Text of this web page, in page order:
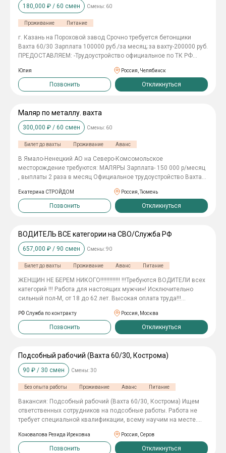
такелажными работами; -очистка и покраска судна;
выгрузке грузов; -обеспечение безопасности на судне. 📎В
зависимости от назначения плавсредства и количества
человек в экипаже, матрос может совмещать и другие
обязанности, например, дизелиста, судового электрика,
берем на себя. 🕘Оставьте отклик и мы проинформируем и
проконсультируем Вас бесплатно.
180,000 ₽ / 60 смен Смены: 60
Проживание Питание
г. Казань на Пороховой завод Срочно требуется бетонщики
Вахта 60/30 Зарплата 100000 руб./за месяц; за вахту-200000 руб.
ПРЕДОСТАВЛЯЕМ: -Трудоустройство официальное по ТК РФ
руб. -Выплаты 2 раза в месяц -Спецодежда за счёт компании
-Медосмотр за счёт компании Не упустите свой шанс! Звоните
прямо сейчас!
Юлия Россия, Челябинск
Позвонить Откликнуться
Маляр по металлу. вахта
300,000 ₽ / 60 смен Смены: 60
Билет до вахты Проживание Аванс
В Ямало-Ненецкий АО на Северо-Комсомольское
месторождение требуются: МАЛЯРЫ Зарплата- 150 000 р/месяц
, выплаты 2 раза в месяц Официальное трудоустройство Вахта
общежитии 3х разовое горячее питание Спецодежда
Екатерина СТРОЙДОМ Россия, Тюмень
Позвонить Откликнуться
ВОДИТЕЛЬ ВСЕ категории на СВО/Служба РФ
657,000 ₽ / 90 смен Смены:90
Билет до вахты Проживание Аванс Питание
ЖЕНЩИН НЕ БЕРЕМ НИКОГО!!!!!!!!!!!!! !!!Требуются ВОДИТЕЛИ всех
категорий !!! Работа для настоящих мужчин! Исключительно
сильный пол-М, от 18 до 62 лет. Высокая оплата труда!!!
одежду выдаем. -Проживанием и питанием обеспечиваем.
-Покупаем билеты из любого города до нас до места
оформления. Оставляйте свой отклик и контактный номер
время!
РФ Служба по контракту Россия, Москва
Позвонить Откликнуться
Подсобный рабочий (Вахта 60/30, Кострома)
90 ₽ / 30 смен Смены:30
Без опыта работы Проживание Аванс Питание
Вакансия: Подсобный рабочий (Вахта 60/30, Кострома) Ищем
ответственных сотрудников на подсобные работы. Работа не
требует специальной квалификации, всему научим на месте.
предлагаем: Стабильная вахта: 60 смен работы / 30 смен
отдыха. Проживание: Предоставляем комфортное жилье
Коновалова Резида Ирековна Россия, Серов
Позвонить Откликнуться